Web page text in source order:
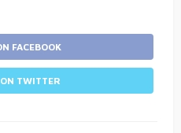
FACEBOOK
TWITTER